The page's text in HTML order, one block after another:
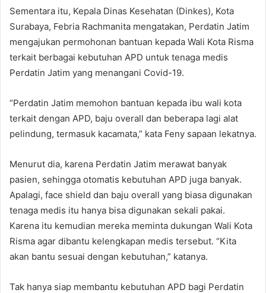
Sementara itu, Kepala Dinas Kesehatan (Dinkes), Kota
Surabaya, Febria Rachmanita mengatakan, Perdatin Jatim
mengajukan permohonan bantuan kepada Wali Kota Risma
terkait berbagai kebutuhan APD untuk tenaga medis
Perdatin Jatim yang menangani Covid-19.
“Perdatin Jatim memohon bantuan kepada ibu wali kota
terkait dengan APD, baju overall dan beberapa lagi alat
pelindung, termasuk kacamata,” kata Feny sapaan lekatnya.
Menurut dia, karena Perdatin Jatim merawat banyak
pasien, sehingga otomatis kebutuhan APD juga banyak.
Apalagi, face shield dan baju overall yang biasa digunakan
tenaga medis itu hanya bisa digunakan sekali pakai.
Karena itu kemudian mereka meminta dukungan Wali Kota
Risma agar dibantu kelengkapan medis tersebut. “Kita
akan bantu sesuai dengan kebutuhan,” katanya.
Tak hanya siap membantu kebutuhan APD bagi Perdatin